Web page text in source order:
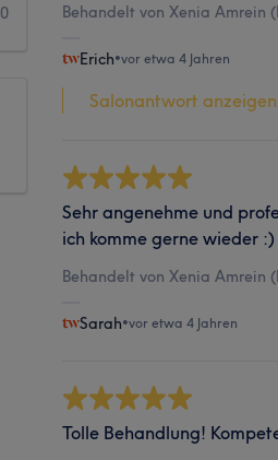
0 Behandelt von Xenia Amrein
Erich•vor etwa 4 Jahren
Salonantwort anzeigen
Sehr angenehme und
ich komme gerne wieder :)
Behandelt von Xenia Amrein
Sarah•vor etwa 4 Jahren
Tolle Behandlung!